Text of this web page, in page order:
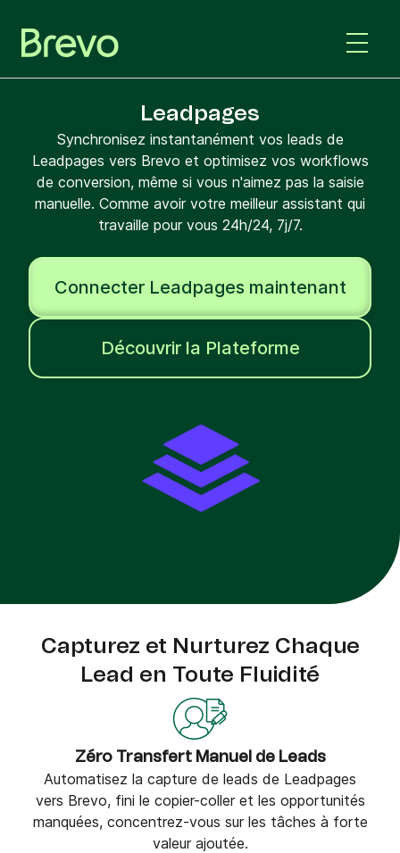
Leadpages
Synchronisez instantanément vos leads de
Leadpages vers Brevo et optimisez vos workflows
de conversion, même si vous n'aimez pas la saisie
manuelle. Comme avoir votre meilleur assistant qui
travaille pour vous 24h/24, 7j/7.
Connecter Leadpages maintenant
Découvrir la Plateforme
Capturez et Nurturez Chaque
Lead en Toute Fluidité
Zéro Transfert Manuel de Leads
Automatisez la capture de leads de Leadpages
vers Brevo, fini le copier-coller et les opportunités
manquées, concentrez-vous sur les tâches à forte
valeur ajoutée.